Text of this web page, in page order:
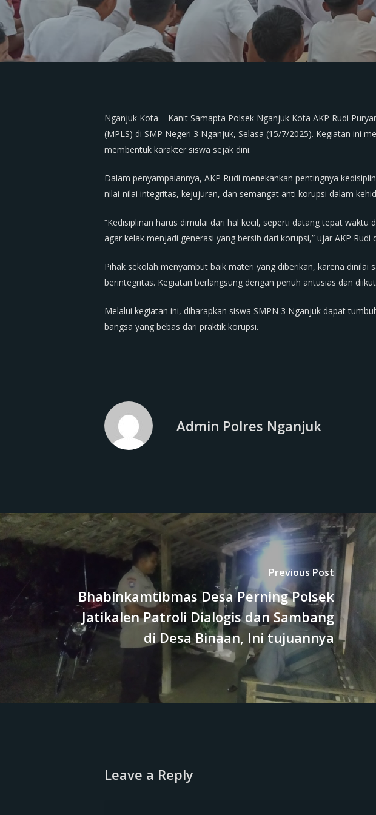
Nganjuk Kota – Kanit Samapta Polsek Nganjuk Kota AKP Rudi
(MPLS) di SMP Negeri 3 Nganjuk, Selasa (15/7/2025). Kegiatan ini
membentuk karakter siswa sejak dini.
Dalam penyampaiannya, AKP Rudi menekankan pentingnya
nilai-nilai integritas, kejujuran, dan semangat anti korupsi dalam
“Kedisiplinan harus dimulai dari hal kecil, seperti datang tepat
agar kelak menjadi generasi yang bersih dari korupsi,” ujar AKP Rudi
Pihak sekolah menyambut baik materi yang diberikan, karena
berintegritas. Kegiatan berlangsung dengan penuh antusias dan
Melalui kegiatan ini, diharapkan siswa SMPN 3 Nganjuk dapat
bangsa yang bebas dari praktik korupsi.
Admin Polres Nganjuk
Previous Post
Bhabinkamtibmas Desa Perning Polsek
Jatikalen Patroli Dialogis dan Sambang
di Desa Binaan, Ini tujuannya
Leave a Reply